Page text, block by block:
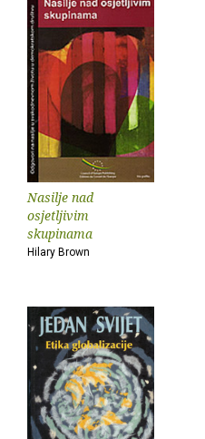
Nasilje nad
osjetljivim
skupinama
Hilary Brown